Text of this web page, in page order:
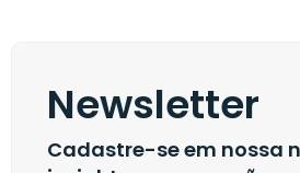
Newsletter
Cadastre-se em nossa